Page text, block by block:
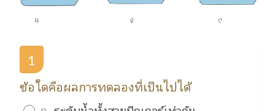
1
ข้อใดคือผลการทดลองที่เป็นไปได้